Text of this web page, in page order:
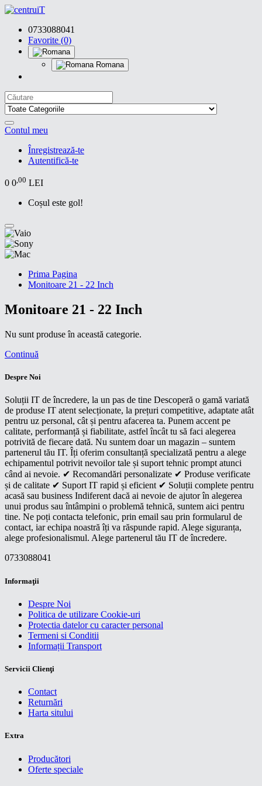
0733088041
Favorite (0)
Romana
Contul meu
Înregistrează-te
Autentifică-te
0 0,00 LEI
Coșul este gol!
Prima Pagina
Monitoare 21 - 22 Inch
Monitoare 21 - 22 Inch
Nu sunt produse în această categorie.
Continuă
Despre Noi
Soluții IT de încredere, la un pas de tine Descoperă o gamă variată
de produse IT atent selecționate, la prețuri competitive, adaptate atât
pentru uz personal, cât și pentru afacerea ta. Punem accent pe
calitate, performanță și fiabilitate, astfel încât tu să faci alegerea
potrivită de fiecare dată. Nu suntem doar un magazin – suntem
partenerul tău IT. Îți oferim consultanță specializată pentru a alege
echipamentul potrivit nevoilor tale și suport tehnic prompt atunci
când ai nevoie. ✔ Recomandări personalizate ✔ Produse verificate
și de calitate ✔ Suport IT rapid și eficient ✔ Soluții complete pentru
acasă sau business Indiferent dacă ai nevoie de ajutor în alegerea
unui produs sau întâmpini o problemă tehnică, suntem aici pentru
tine. Ne poți contacta telefonic, prin email sau prin formularul de
contact, iar echipa noastră îți va răspunde rapid. Alege siguranța,
alege profesionalismul. Alege partenerul tău IT de încredere.
0733088041
Informaţii
Despre Noi
Politica de utilizare Cookie-uri
Protectia datelor cu caracter personal
Termeni si Conditii
Informații Transport
Servicii Clienţi
Contact
Returnări
Harta sitului
Extra
Producători
Oferte speciale